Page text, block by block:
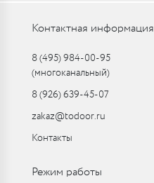
Контактная информация
8 (495) 984-00-95
(многоканальный)
8 (926) 639-45-07
zakaz@todoor.ru
Контакты
Режим работы